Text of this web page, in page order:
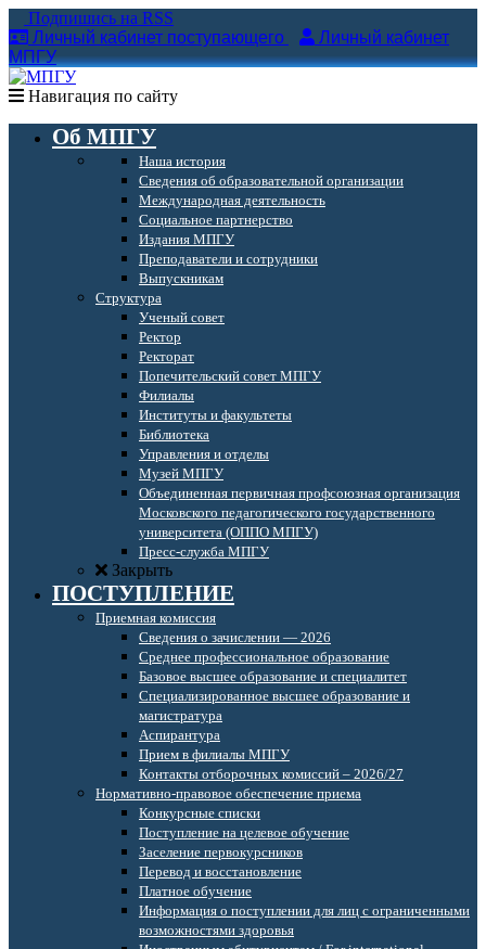
Подпишись на RSS
Личный кабинет поступающего
Личный кабинет
МПГУ
Навигация по сайту
Об МПГУ
Наша история
Сведения об образовательной организации
Международная деятельность
Социальное партнерство
Издания МПГУ
Преподаватели и сотрудники
Выпускникам
Структура
Ученый совет
Ректор
Ректорат
Попечительский совет МПГУ
Филиалы
Институты и факультеты
Библиотека
Управления и отделы
Музей МПГУ
Объединенная первичная профсоюзная организация
Московского педагогического государственного
университета (ОППО МПГУ)
Пресс-служба МПГУ
Закрыть
ПОСТУПЛЕНИЕ
Приемная комиссия
Сведения о зачислении — 2026
Среднее профессиональное образование
Базовое высшее образование и специалитет
Специализированное высшее образование и
магистратура
Аспирантура
Прием в филиалы МПГУ
Контакты отборочных комиссий – 2026/27
Нормативно-правовое обеспечение приема
Конкурсные списки
Поступление на целевое обучение
Заселение первокурсников
Перевод и восстановление
Платное обучение
Информация о поступлении для лиц с ограниченными
возможностями здоровья